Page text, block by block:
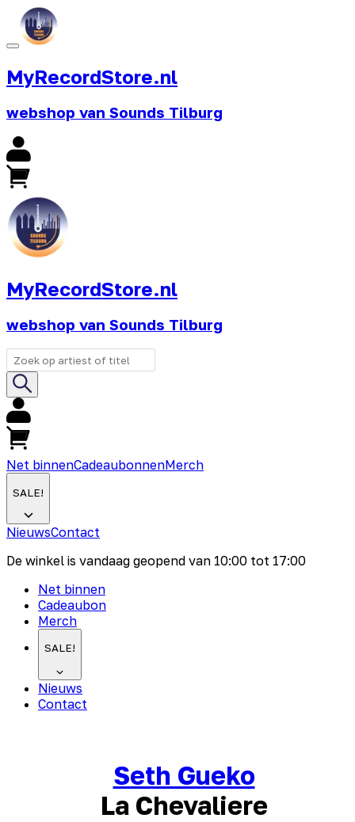
MyRecordStore.nl
webshop van Sounds Tilburg
MyRecordStore.nl
webshop van Sounds Tilburg
Net binnenCadeaubonnenMerch
SALE!
NieuwsContact
De winkel is vandaag geopend van 10:00 tot 17:00
Net binnen
Cadeaubon
Merch
SALE!
Nieuws
Contact
Seth Gueko
La Chevaliere